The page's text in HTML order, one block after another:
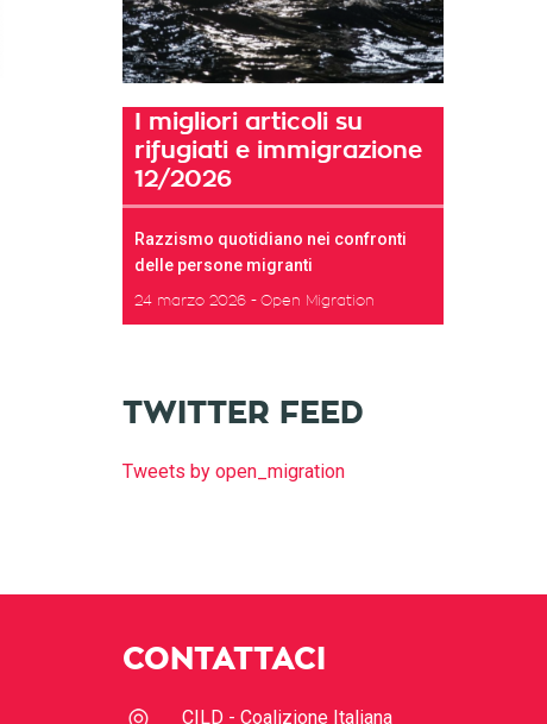
I migliori articoli su
rifugiati e immigrazione
12/2026
Razzismo quotidiano nei confronti
delle persone migranti
24 marzo 2026 Open Migration
TWITTER FEED
Tweets by open_migration
CONTATTACI
CILD - Coalizione Italiana